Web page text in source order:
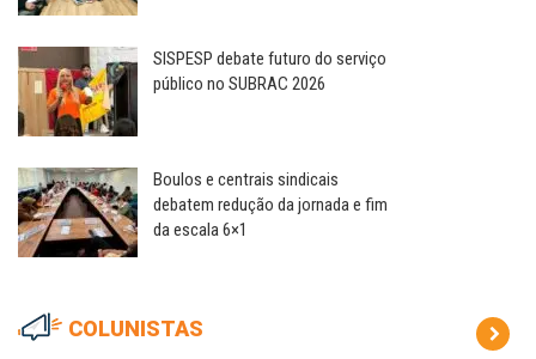
SISPESP debate futuro do serviço
público no SUBRAC 2026
Boulos e centrais sindicais
debatem redução da jornada e fim
da escala 6×1
COLUNISTAS